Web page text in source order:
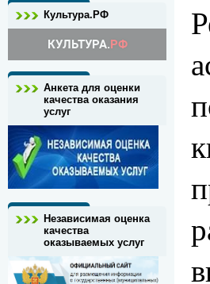
Культура.РФ
Анкета для оценки
качества оказания
услуг
Независимая оценка
качества
оказываемых услуг